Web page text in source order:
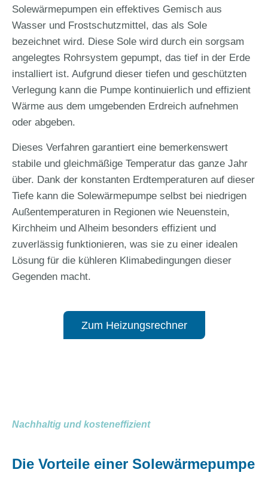
Solewärmepumpen ein effektives Gemisch aus
Wasser und Frostschutzmittel, das als Sole
bezeichnet wird. Diese Sole wird durch ein sorgsam
angelegtes Rohrsystem gepumpt, das tief in der Erde
installiert ist. Aufgrund dieser tiefen und geschützten
Verlegung kann die Pumpe kontinuierlich und effizient
Wärme aus dem umgebenden Erdreich aufnehmen
oder abgeben.
Dieses Verfahren garantiert eine bemerkenswert
stabile und gleichmäßige Temperatur das ganze Jahr
über. Dank der konstanten Erdtemperaturen auf dieser
Tiefe kann die Solewärmepumpe selbst bei niedrigen
Außentemperaturen in Regionen wie Neuenstein,
Kirchheim und Alheim besonders effizient und
zuverlässig funktionieren, was sie zu einer idealen
Lösung für die kühleren Klimabedingungen dieser
Gegenden macht.
Zum Heizungsrechner
Nachhaltig und kosteneffizient
Die Vorteile einer Solewärmepumpe